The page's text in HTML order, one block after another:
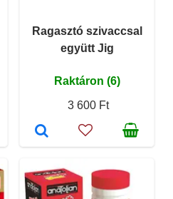
Ragasztó szivaccsal
együtt Jig
Raktáron (6)
3 600 Ft